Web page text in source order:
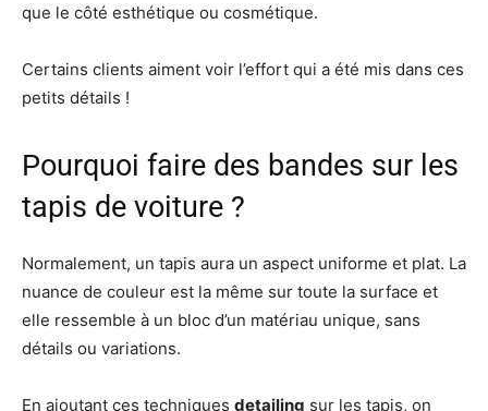
que le côté esthétique ou cosmétique.
Certains clients aiment voir l’effort qui a été mis dans ces
petits détails !
Pourquoi faire des bandes sur les
tapis de voiture ?
Normalement, un tapis aura un aspect uniforme et plat. La
nuance de couleur est la même sur toute la surface et
elle ressemble à un bloc d’un matériau unique, sans
détails ou variations.
En ajoutant ces techniques detailing sur les tapis, on